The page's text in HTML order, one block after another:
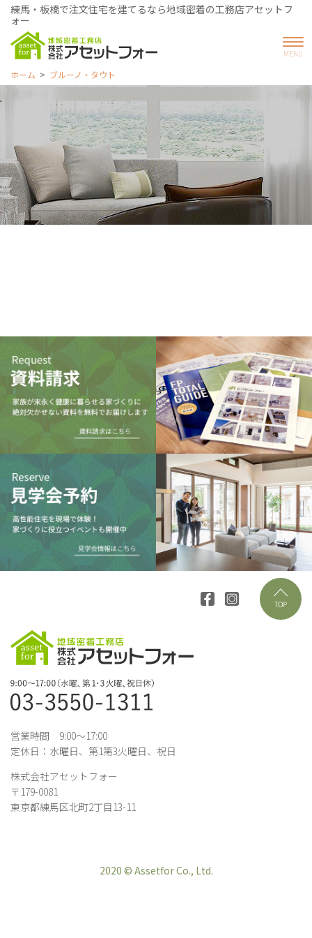
練馬・板橋で注文住宅を建てるなら地域密着の工務店アセットフ
ォー
ホーム ブルーノ・タウト
営業時間 9:00～17:00
定休日：水曜日、第1第3火曜日、祝日
株式会社アセットフォー
〒179-0081
東京都練馬区北町2丁目13-11
2020 © Assetfor Co., Ltd.